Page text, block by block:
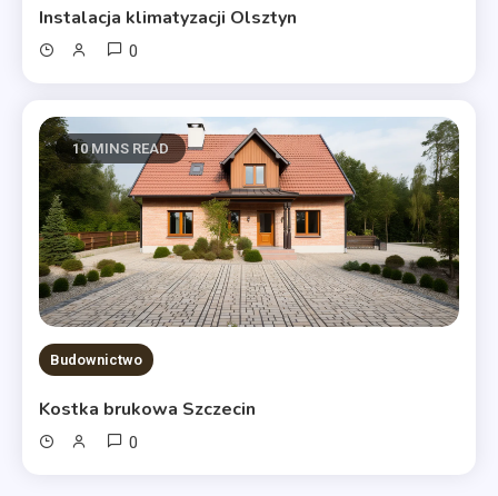
Instalacja klimatyzacji Olsztyn
0
10 MINS READ
Budownictwo
Kostka brukowa Szczecin
0